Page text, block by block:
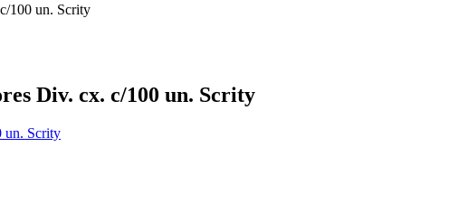
100 un. Scrity
Div. cx. c/100 un. Scrity
un. Scrity